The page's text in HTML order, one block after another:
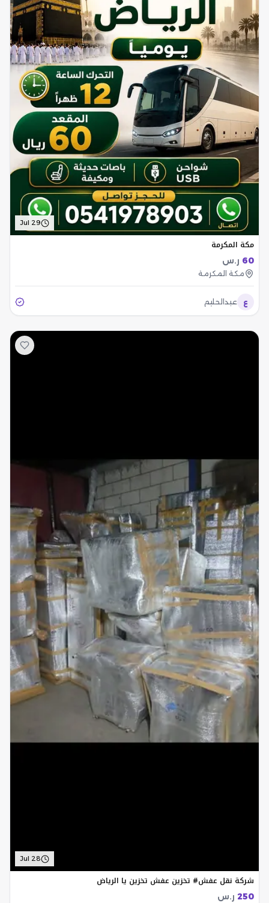
Jul 29
مكة المكرمة
60 ر.س
مكة المكرمة
ع عبدالحليم
Jul 28
شركة نقل عفش# تخزين عفش تخزين يا الرياض
250 ر.س